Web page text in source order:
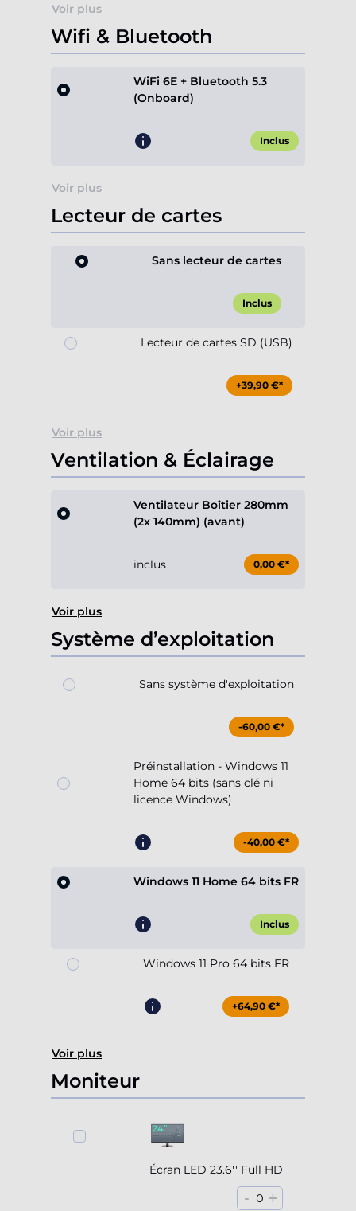
Voir plus
Wifi & Bluetooth
WiFi 6E + Bluetooth 5.3
(Onboard)
Inclus
Voir plus
Lecteur de cartes
Sans lecteur de cartes
Inclus
Lecteur de cartes SD (USB)
+39,90 €*
Voir plus
Ventilation & Éclairage
Ventilateur Boîtier 280mm
(2x 140mm) (avant)
inclus 0,00 €*
Voir plus
Système d’exploitation
Sans système d'exploitation
-60,00 €*
Préinstallation - Windows 11
Home 64 bits (sans clé ni
licence Windows)
-40,00 €*
Windows 11 Home 64 bits FR
Inclus
Windows 11 Pro 64 bits FR
+64,90 €*
Voir plus
Moniteur
Écran LED 23.6'' Full HD
- 0 +